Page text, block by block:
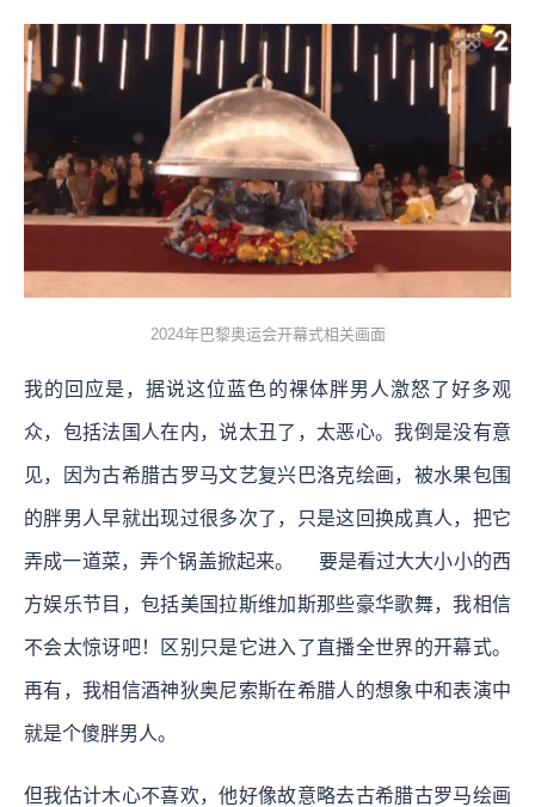
2024年巴黎奥运会开幕式相关画面
我的回应是，据说这位蓝色的裸体胖男人激怒了好多观
众，包括法国人在内，说太丑了，太恶心。我倒是没有意
见，因为古希腊古罗马文艺复兴巴洛克绘画，被水果包围
的胖男人早就出现过很多次了，只是这回换成真人，把它
弄成一道菜，弄个锅盖掀起来。 要是看过大大小小的西
方娱乐节目，包括美国拉斯维加斯那些豪华歌舞，我相信
不会太惊讶吧！区别只是它进入了直播全世界的开幕式。
再有，我相信酒神狄奥尼索斯在希腊人的想象中和表演中
就是个傻胖男人。
但我估计木心不喜欢，他好像故意略去古希腊古罗马绘画